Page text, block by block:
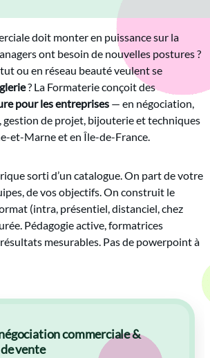
doit monter en puissance sur la
ont besoin de nouvelles postures ?
ou en réseau beauté veulent se
? La Formaterie conçoit des
pour les entreprises — en négociation,
gestion de projet, bijouterie et techniques
et-Marne et en Île-de-France.
sorti d’un catalogue. On part de votre
de vos objectifs. On construit le
(intra, présentiel, distanciel, chez
Pédagogie active, formatrices
mesurables. Pas de powerpoint à
commerciale &
vente